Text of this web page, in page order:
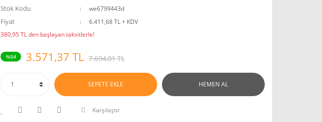
Stok Kodu we6799443d
Fiyat
6.411,68 TL + KDV
380,95 TL den başlayan taksitlerle!
%54 3.571,37 TL 7.694,01 TL
SEPETE EKLE HEMEN AL
Karşılaştır